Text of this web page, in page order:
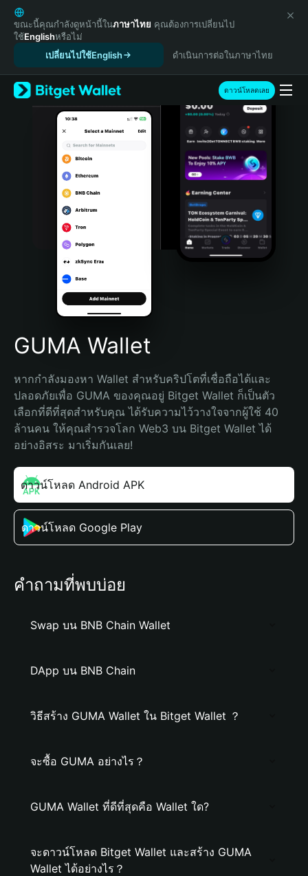
English
日本語
Tiếng Việt
Español (Latinoamérica)
Türkçe
Italiano
Português (Portugal)
Bahasa Indonesia
Português (Brasil)
Español (Argentina)
ขณะนี้คุณกำลังดูหน้านี้ในภาษาไทย คุณต้องการเปลี่ยนไป
ใช้Englishหรือไม่
เปลี่ยนไปใช้English
ดำเนินการต่อในภาษาไทย
ดาวน์โหลดเลย
GUMA Wallet
หากกำลังมองหา Wallet สำหรับคริปโตที่เชื่อถือได้และ
ปลอดภัยเพื่อ GUMA ของคุณอยู่ Bitget Wallet ก็เป็นตัว
เลือกที่ดีที่สุดสำหรับคุณ ได้รับความไว้วางใจจากผู้ใช้ 40
ล้านคน ให้คุณสำรวจโลก Web3 บน Bitget Wallet ได้
อย่างอิสระ มาเริ่มกันเลย!
ดาวน์โหลด Android APK
ดาวน์โหลด Google Play
คำถามที่พบบ่อย
Swap บน BNB Chain Wallet
DApp บน BNB Chain
วิธีสร้าง GUMA Wallet ใน Bitget Wallet ？
จะซื้อ GUMA อย่างไร？
GUMA Wallet ที่ดีที่สุดคือ Wallet ใด?
จะดาวน์โหลด Bitget Wallet และสร้าง GUMA
Wallet ได้อย่างไร？